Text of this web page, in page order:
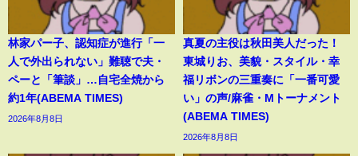
林家パー子、認知症が進行「一
人で外出られない」難聴で夫・
ペーと「筆談」…自宅全焼から
約1年(ABEMA TIMES)
2026年8月8日
真夏の主役は秋田美人だった！
東城りお、美貌・スタイル・幸
福リボンの三重奏に「一番可愛
い」の声/麻雀・Mトーナメント
(ABEMA TIMES)
2026年8月8日